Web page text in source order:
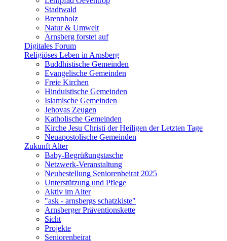
Stadtwald
Brennholz
Natur & Umwelt
Arnsberg forstet auf
Digitales Forum
Religiöses Leben in Arnsberg
Buddhistische Gemeinden
Evangelische Gemeinden
Freie Kirchen
Hinduistische Gemeinden
Islamische Gemeinden
Jehovas Zeugen
Katholische Gemeinden
Kirche Jesu Christi der Heiligen der Letzten Tage
Neuapostolische Gemeinden
Zukunft Alter
Baby-Begrüßungstasche
Netzwerk-Veranstaltung
Neubestellung Seniorenbeirat 2025
Unterstützung und Pflege
Aktiv im Alter
"ask - arnsbergs schatzkiste"
Arnsberger Präventionskette
Sicht
Projekte
Seniorenbeirat